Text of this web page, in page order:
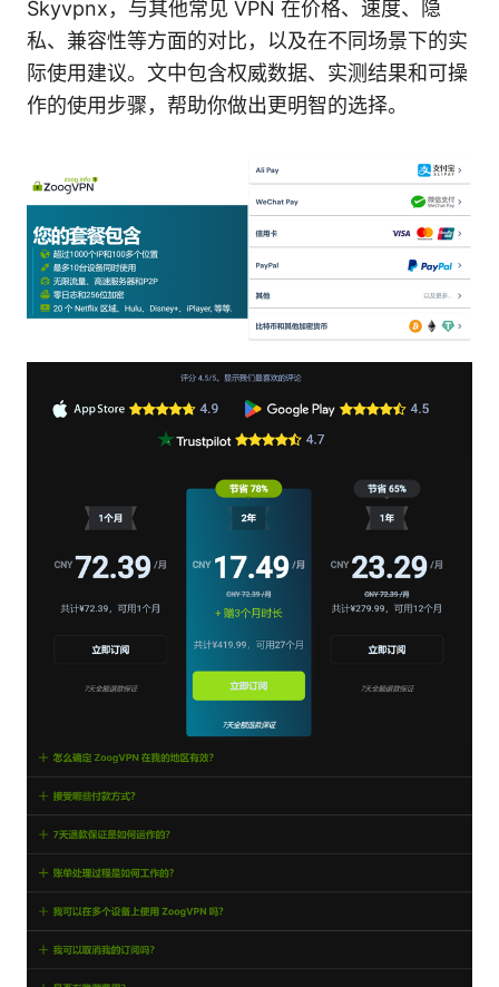
Skyvpnx，与其他常见 VPN 在价格、速度、隐
私、兼容性等方面的对比，以及在不同场景下的实
际使用建议。文中包含权威数据、实测结果和可操
作的使用步骤，帮助你做出更明智的选择。